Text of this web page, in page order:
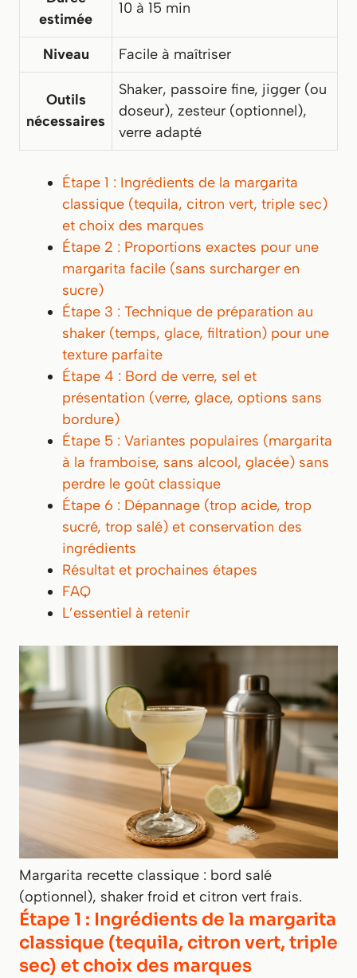
estimée
10 à 15 min
Niveau Facile à maîtriser
Outils
nécessaires
Shaker, passoire fine, jigger (ou
doseur), zesteur (optionnel),
verre adapté
Étape 1 : Ingrédients de la margarita
classique (tequila, citron vert, triple sec)
et choix des marques
Étape 2 : Proportions exactes pour une
margarita facile (sans surcharger en
sucre)
Étape 3 : Technique de préparation au
shaker (temps, glace, filtration) pour une
texture parfaite
Étape 4 : Bord de verre, sel et
présentation (verre, glace, options sans
bordure)
Étape 5 : Variantes populaires (margarita
à la framboise, sans alcool, glacée) sans
perdre le goût classique
Étape 6 : Dépannage (trop acide, trop
sucré, trop salé) et conservation des
ingrédients
Résultat et prochaines étapes
FAQ
L’essentiel à retenir
Margarita recette classique : bord salé
(optionnel), shaker froid et citron vert frais.
Étape 1 : Ingrédients de la margarita
classique (tequila, citron vert, triple
sec) et choix des marques